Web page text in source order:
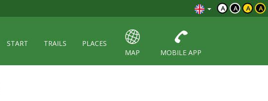
A A A A
START TRAILS
PLACES
MAP
MOBILE APP